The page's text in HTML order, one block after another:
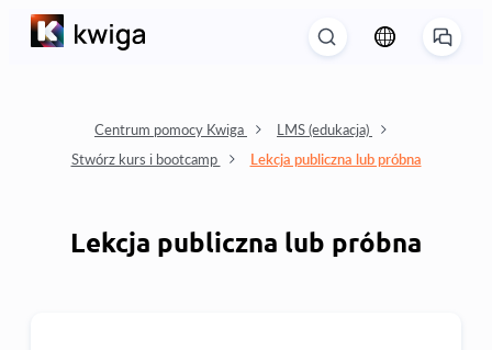
Centrum pomocy Kwiga
LMS (edukacja)
Stwórz kurs i bootcamp
Lekcja publiczna lub próbna
Lekcja publiczna lub próbna